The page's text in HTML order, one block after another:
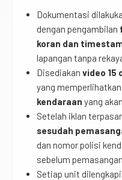
Dokumentasi
dengan pengambilan
koran dan
lapangan tanpa
Disediakan video 15
yang memperlihatkan
kendaraan yang
Setelah iklan
sesudah
dan nomor polisi
sebelum
Setiap unit dilengkapi